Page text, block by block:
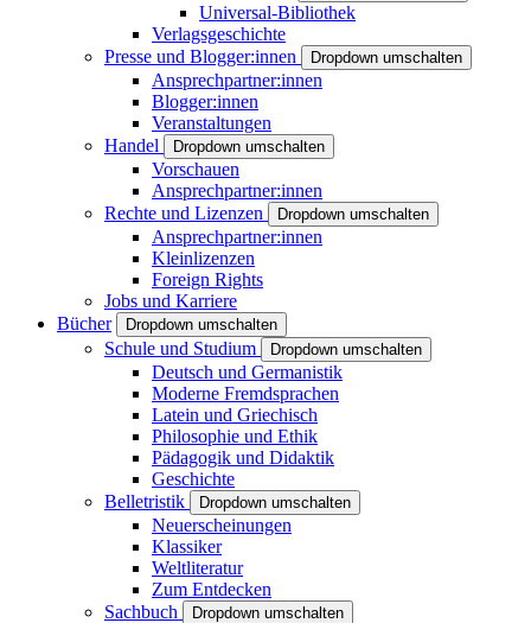
Universal-Bibliothek
Verlagsgeschichte
Presse und Blogger:innen
Dropdown umschalten
Ansprechpartner:innen
Blogger:innen
Veranstaltungen
Handel
Dropdown umschalten
Vorschauen
Ansprechpartner:innen
Rechte und Lizenzen
Dropdown umschalten
Ansprechpartner:innen
Kleinlizenzen
Foreign Rights
Jobs und Karriere
Bücher
Dropdown umschalten
Schule und Studium Dropdown umschalten
Deutsch und Germanistik
Moderne Fremdsprachen
Latein und Griechisch
Philosophie und Ethik
Pädagogik und Didaktik
Geschichte
Belletristik
Dropdown umschalten
Neuerscheinungen
Klassiker
Weltliteratur
Zum Entdecken
Sachbuch
Dropdown umschalten